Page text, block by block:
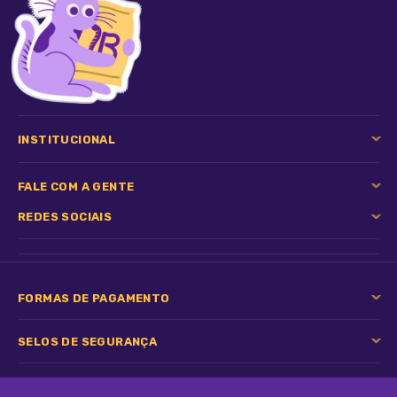
Água,Triglicérides do Ácido Cáprico/Caprílico, Glicerina,
Álcool Cetílico, PEG-100 Estearato, D-Pantenol, Extrato de
Aloe vera, Óleo de Calêndula, Fragrância e Conservantes.
INSTITUCIONAL
FALE COM A GENTE
REDES SOCIAIS
FORMAS DE PAGAMENTO
SELOS DE SEGURANÇA